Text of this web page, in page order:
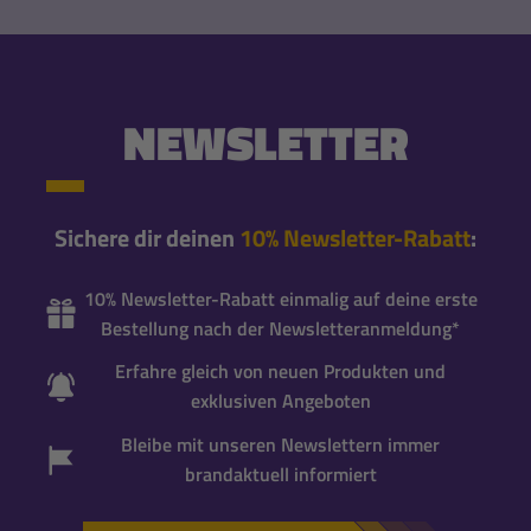
NEWSLETTER
Sichere dir deinen 10% Newsletter-Rabatt:
10% Newsletter-Rabatt einmalig auf deine erste
Bestellung nach der Newsletteranmeldung*
Erfahre gleich von neuen Produkten und
exklusiven Angeboten
Bleibe mit unseren Newslettern immer
brandaktuell informiert